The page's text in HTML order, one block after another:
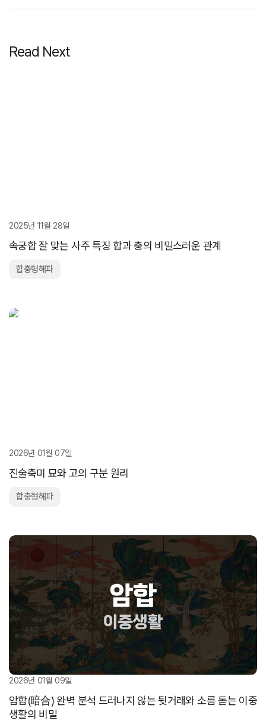
Read Next
2025년 11월 28일
속궁합 잘 맞는 사주 특징 합과 충의 비밀스러운 관계
합충형해파
2026년 01월 07일
진술축미 묘와 고의 구분 원리
합충형해파
2026년 01월 09일
암합(暗合) 완벽 분석 드러나지 않는 뒷거래와 소름 돋는 이중
생활의 비밀